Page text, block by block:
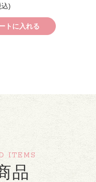
トに入れる
ITEMS
品